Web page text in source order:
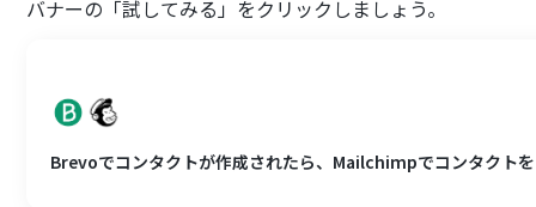
バナーの「試してみる」をクリックしましょう。
Brevoでコンタクトが作成されたら、Mailchimpでコンタクト